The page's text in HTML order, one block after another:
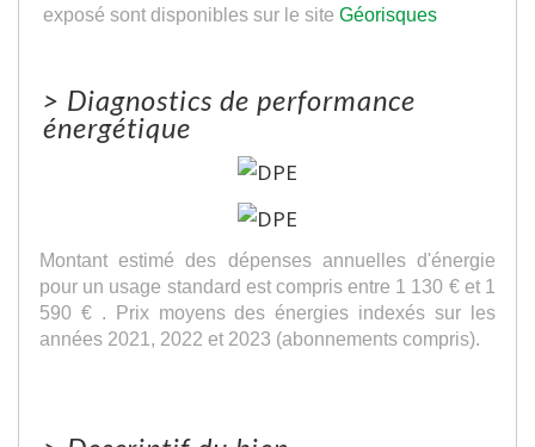
exposé sont disponibles sur le site Géorisques
> Diagnostics de performance
énergétique
Montant estimé des dépenses annuelles d'énergie
pour un usage standard est compris entre 1 130 € et 1
590 € . Prix moyens des énergies indexés sur les
années 2021, 2022 et 2023 (abonnements compris).